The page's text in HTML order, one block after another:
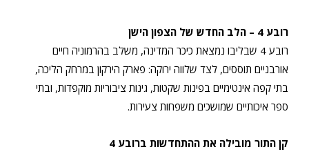
רובע 4 – הלב החדש של הצפון הישן
רובע 4 שבליבו נמצאת כיכר המדינה, משלב בהרמוניה חיים
אורבניים תוססים, לצד שלווה ירוקה: פארק הירקון במרחק הליכה,
בתי קפה אינטימיים בפינות שקטות, גינות ציבוריות מוקפדות, ובתי
ספר איכותיים שמושכים משפחות צעירות.
קן התור מובילה את ההתחדשות ברובע 4